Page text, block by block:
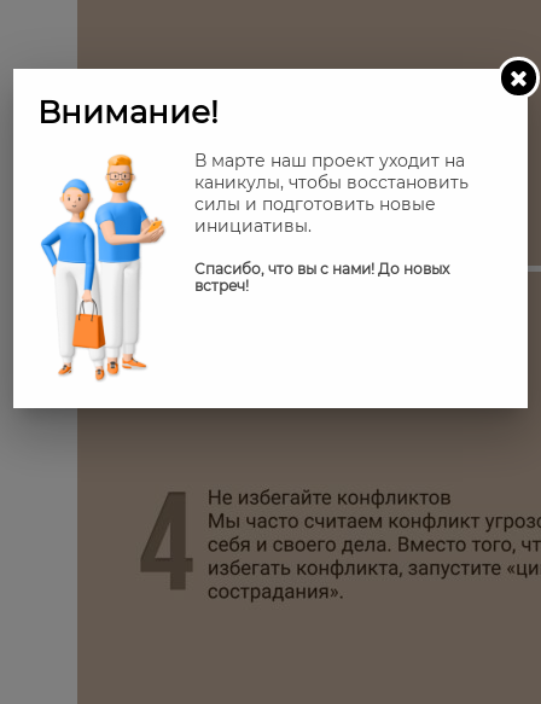
Внимание!
В марте наш проект уходит на
каникулы, чтобы восстановить
силы и подготовить новые
инициативы.
Спасибо, что вы с нами! До новых
встреч!